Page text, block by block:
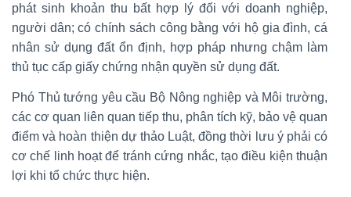
phát sinh khoản thu bất hợp lý đối với doanh nghiệp,
người dân; có chính sách công bằng với hộ gia đình, cá
nhân sử dụng đất ổn định, hợp pháp nhưng chậm làm
thủ tục cấp giấy chứng nhận quyền sử dụng đất.
Phó Thủ tướng yêu cầu Bộ Nông nghiệp và Môi trường,
các cơ quan liên quan tiếp thu, phân tích kỹ, bảo vệ quan
điểm và hoàn thiện dự thảo Luật, đồng thời lưu ý phải có
cơ chế linh hoạt để tránh cứng nhắc, tạo điều kiện thuận
lợi khi tổ chức thực hiện.